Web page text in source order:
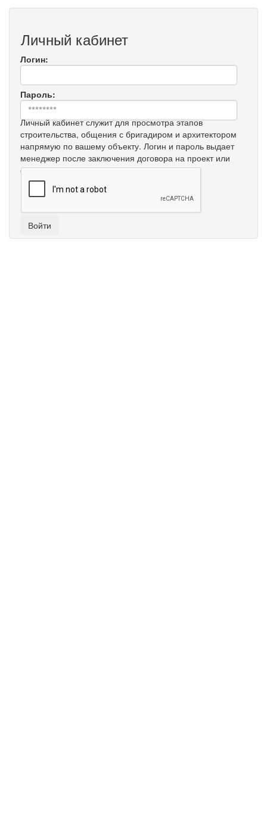
Личный кабинет
Логин:
Пароль:
Личный кабинет служит для просмотра этапов
строительства, общения с бригадиром и архитектором
напрямую по вашему объекту. Логин и пароль выдает
менеджер после заключения договора на проект или
строительство.